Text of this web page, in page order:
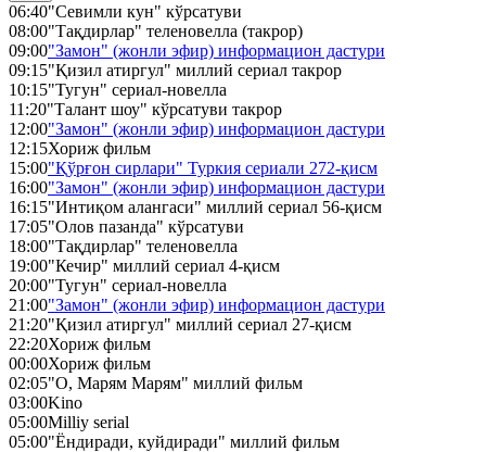
06:40"Севимли кун" кўрсатуви
08:00"Тақдирлар" теленовелла (такрор)
09:00"Замон" (жонли эфир) информацион дастури
09:15"Қизил атиргул" миллий сериал такрор
10:15"Тугун" сериал-новелла
11:20"Талант шоу" кўрсатуви такрор
12:00"Замон" (жонли эфир) информацион дастури
12:15Хориж фильм
15:00"Қўрғон сирлари" Туркия сериали 272-қисм
16:00"Замон" (жонли эфир) информацион дастури
16:15"Интиқом алангаси" миллий сериал 56-қисм
17:05"Олов пазанда" кўрсатуви
18:00"Тақдирлар" теленовелла
19:00"Кечир" миллий сериал 4-қисм
20:00"Тугун" сериал-новелла
21:00"Замон" (жонли эфир) информацион дастури
21:20"Қизил атиргул" миллий сериал 27-қисм
22:20Хориж фильм
00:00Хориж фильм
02:05"О, Марям Марям" миллий фильм
03:00Kino
05:00Milliy serial
05:00"Ёндиради, куйдиради" миллий фильм